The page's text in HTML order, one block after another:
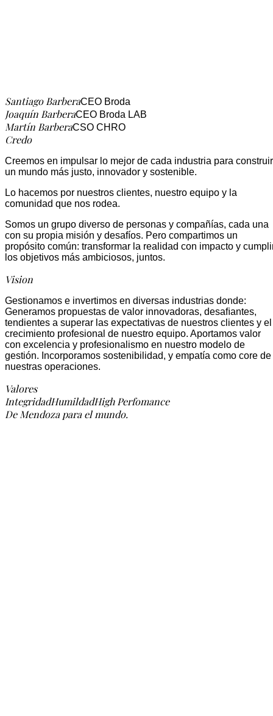
Santiago BarberaCEO Broda
Joaquín BarberaCEO Broda LAB
Martín BarberaCSO CHRO
Credo
Creemos en impulsar lo mejor de cada industria para construir
un mundo más justo, innovador y sostenible.
Lo hacemos por nuestros clientes, nuestro equipo y la
comunidad que nos rodea.
Somos un grupo diverso de personas y compañías, cada una
con su propia misión y desafíos. Pero compartimos un
propósito común: transformar la realidad con impacto y
los objetivos más ambiciosos, juntos.
Vision
Gestionamos e invertimos en diversas industrias donde:
Generamos propuestas de valor innovadoras, desaﬁantes,
tendientes a superar las expectativas de nuestros clientes y el
crecimiento profesional de nuestro equipo. Aportamos valor
con excelencia y profesionalismo en nuestro modelo de
gestión. Incorporamos sostenibilidad, y empatía como core de
nuestras operaciones.
Valores
IntegridadHumildadHigh Perfomance
De Mendoza para el mundo.